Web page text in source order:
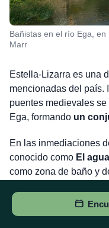
Bañistas en el río Ega,
Marr
Estella-Lizarra es una
mencionadas del país.
puentes medievales
Ega, formando un
En las inmediaciones
conocido como El
como zona de baño y
directamente en el río